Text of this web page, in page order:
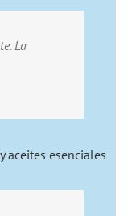
La
aceites esenciales